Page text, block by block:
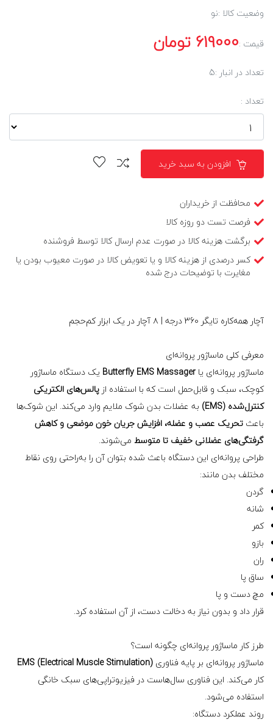
وضعیت کالا :نو
قیمت :619000 تومان
تعداد در انبار :5
تعداد :
افزودن به سبد خرید
محافظت از خریداران
فرصت تست دو روزه کالا
برگشت هزینه کالا در صورت عدم ارسال کالا توسط فروشنده
کسر درصدی از هزینه کالا و یا تعویض کالا در صورت معیوب بودن یا
مغایرت با توضیحات درج شده
آچار همه‌کاره تایگر 360 درجه | ۸ آچار در یک ابزار کم‌حجم
معرفی کلی ماساژور پروانه‌ای
ماساژور پروانه‌ای یا Butterfly EMS Massager یک دستگاه ماساژور
کوچک، سبک و قابل‌حمل است که با استفاده از پالس‌های الکتریکی
کنترل‌شده (EMS)
به عضلات بدن شوک ملایم وارد می‌کند. این شوک‌ها
باعث تحریک عصب و عضله، افزایش جریان خون موضعی و کاهش
گرفتگی‌های عضلانی خفیف تا متوسط می‌شوند.
طراحی پروانه‌ای این دستگاه باعث شده بتوان آن را به‌راحتی روی نقاط
مختلف بدن مانند:
گردن
شانه
کمر
بازو
ران
ساق پا
مچ دست و پا
قرار داد و بدون نیاز به دخالت دست، از آن استفاده کرد.
طرز کار ماساژور پروانه‌ای چگونه است؟
ماساژور پروانه‌ای بر پایه فناوری EMS (Electrical Muscle Stimulation)
کار می‌کند. این فناوری سال‌هاست در فیزیوتراپی‌های سبک خانگی
استفاده می‌شود.
روند عملکرد دستگاه: